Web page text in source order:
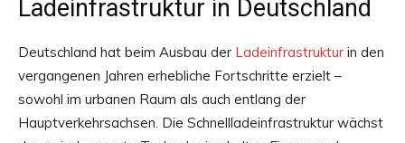
Ladeinfrastruktur in Deutschland
Deutschland hat beim Ausbau der Ladeinfrastruktur in den
vergangenen Jahren erhebliche Fortschritte erzielt –
sowohl im urbanen Raum als auch entlang der
Hauptverkehrsachsen. Die Schnellladeinfrastruktur wächst